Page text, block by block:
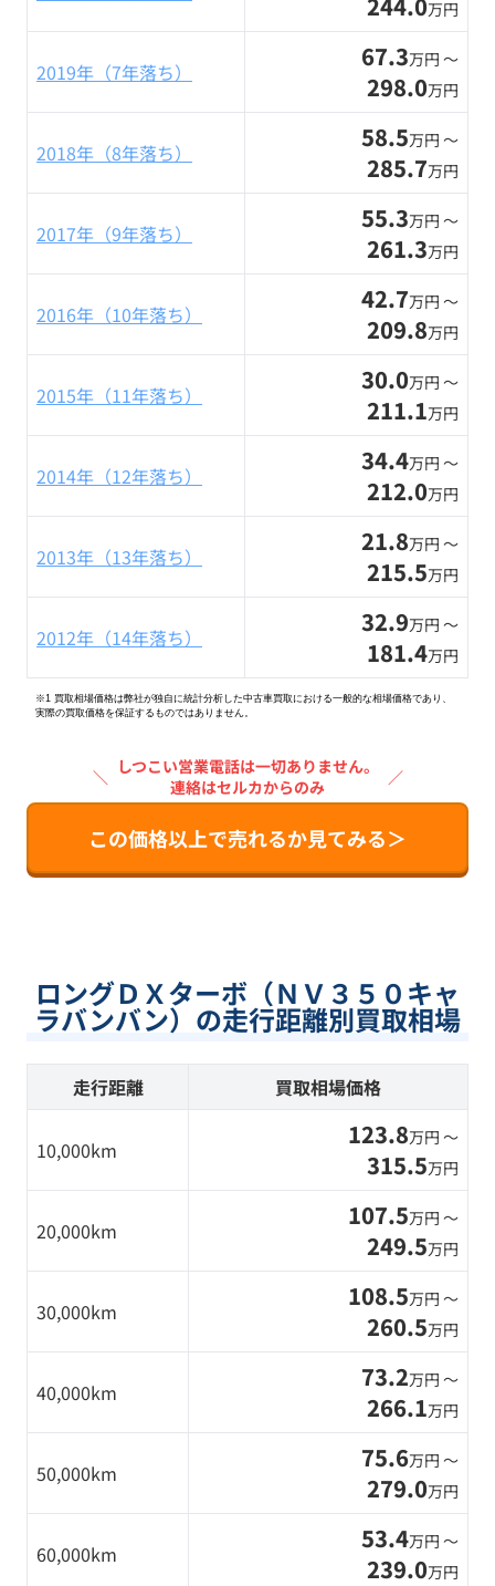
万円
2019年（7年落ち） 67.3万円 〜
298.0万円
2018年（8年落ち） 58.5万円 〜
285.7万円
2017年（9年落ち） 55.3万円 〜
261.3万円
2016年（10年落ち） 42.7万円 〜
209.8万円
2015年（11年落ち） 30.0万円 〜
211.1万円
2014年（12年落ち） 34.4万円 〜
212.0万円
2013年（13年落ち） 21.8万円 〜
215.5万円
2012年（14年落ち） 32.9万円 〜
181.4万円
※1 買取相場価格は弊社が独自に統計分析した中古車買取における一般的な相場価格であり、
実際の買取価格を保証するものではありません。
＼ しつこい営業電話は一切ありません。
連絡はセルカからのみ
／
この価格以上で売れるか見てみる＞
ロングＤＸターボ（ＮＶ３５０キャ
ラバンバン）の走行距離別買取相場
走行距離 買取相場価格
10,000km 123.8万円 〜
315.5万円
20,000km 107.5万円 〜
249.5万円
30,000km 108.5万円 〜
260.5万円
40,000km 73.2万円 〜
266.1万円
50,000km 75.6万円 〜
279.0万円
60,000km 53.4万円 〜
239.0万円